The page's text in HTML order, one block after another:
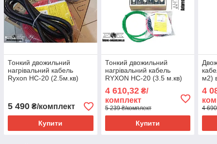
Тонкий двожильний
нагрівальний кабель
Ryxon HC-20 (2.5м.кв)
5 490 ₴/комплект
Купити
Тонкий двожильний
нагрівальний кабель
RYXON HC-20 (3.5 м.кв)
700 вт
4 610,32₴/
комплект
5 239 ₴/комплект
Купити
м2)
4
4